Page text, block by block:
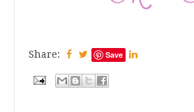
Share: Save